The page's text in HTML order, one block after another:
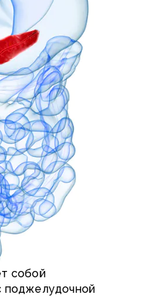
собой
поджелудочной